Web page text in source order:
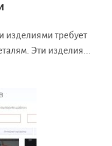
изделиями требует
Эти изделия...